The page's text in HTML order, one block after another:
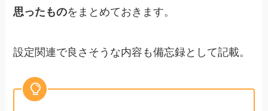
思ったものをまとめておきます。
設定関連で良さそうな内容も備忘録として記載。
【必見】推奨スペックを徹底検証した記事（ち
オススメのゲーム内設定